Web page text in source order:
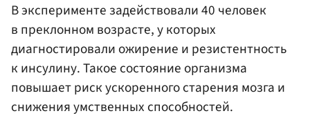
В эксперименте задействовали 40 человек
в преклонном возрасте, у которых
диагностировали ожирение и резистентность
к инсулину. Такое состояние организма
повышает риск ускоренного старения мозга и
снижения умственных способностей.